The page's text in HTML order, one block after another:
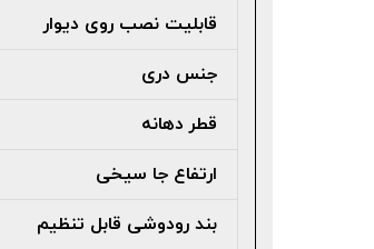
قابلیت نصب روی دیوار
جنس دری
قطر دهانه
ارتفاع جا سیخی
بند رودوشی قابل تنظیم